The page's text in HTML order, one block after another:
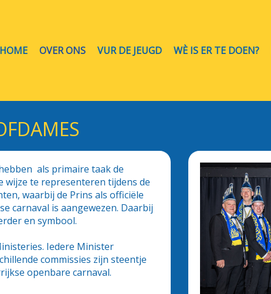
HOME OVER ONS VUR DE JEUGD WÈ IS ER TE DOEN?
als primaire taak de
te representeren tijdens de
waarbij de Prins als officiële
carnaval is aangewezen. Daarbij
en symbool.
Iedere Minister
commissies zijn steentje
openbare carnaval.